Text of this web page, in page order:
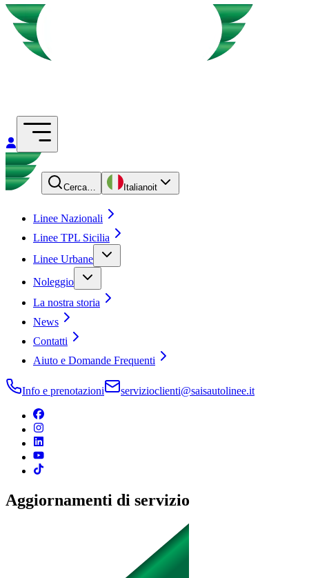
Cerca… Italianoit
Linee Nazionali
Linee TPL Sicilia
Linee Urbane
Noleggio
La nostra storia
News
Contatti
Aiuto e Domande Frequenti
Info e prenotazioni servizioclienti@saisautolinee.it
Aggiornamenti di servizio